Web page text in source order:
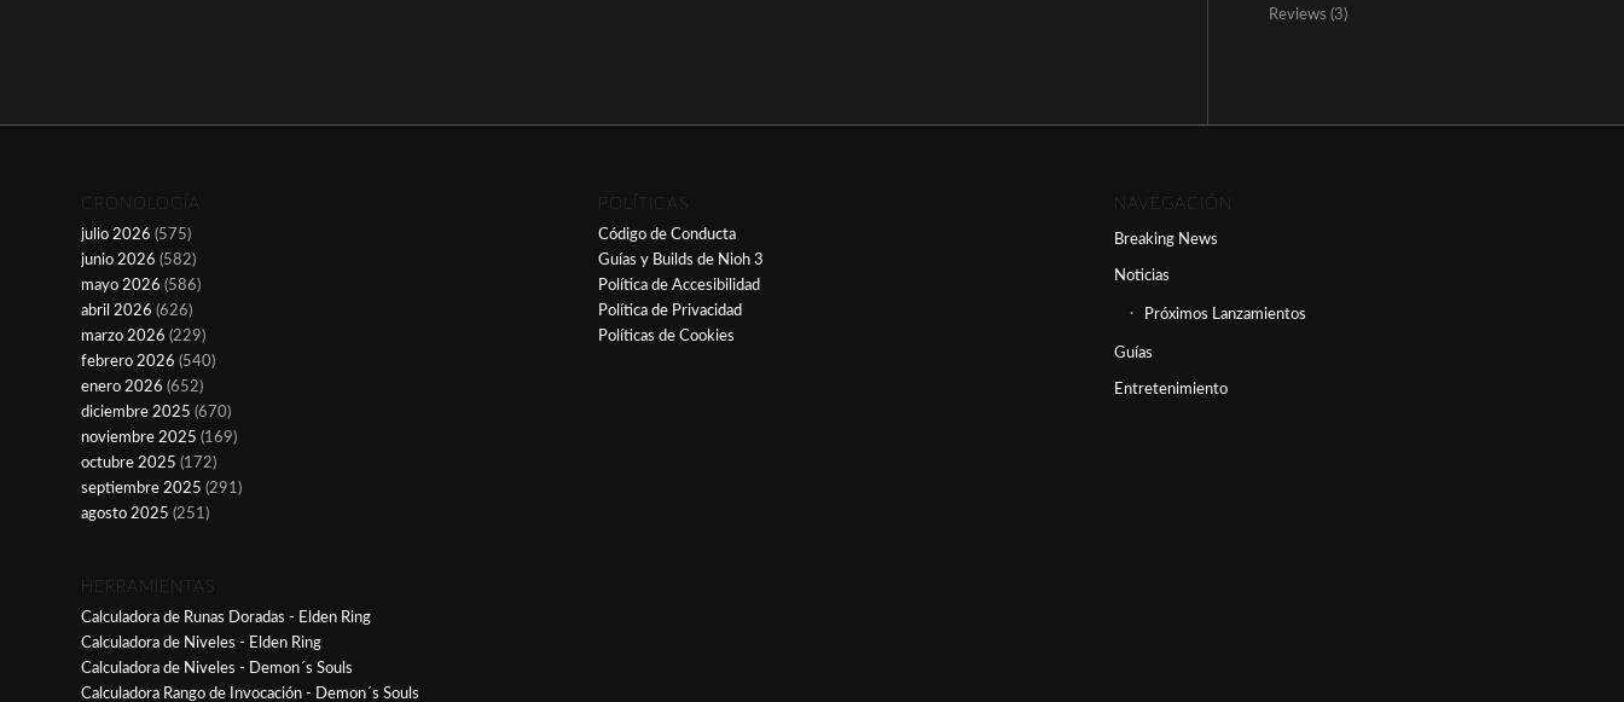
Reviews (3)
CRONOLOGÍA
julio 2026 (575)
junio 2026 (582)
mayo 2026 (586)
abril 2026 (626)
marzo 2026 (229)
febrero 2026 (540)
enero 2026 (652)
diciembre 2025 (670)
noviembre 2025 (169)
octubre 2025 (172)
septiembre 2025 (291)
agosto 2025 (251)
HERRAMIENTAS
Calculadora de Runas Doradas - Elden Ring
Calculadora de Niveles - Elden Ring
Calculadora de Niveles - Demon´s Souls
Calculadora Rango de Invocación - Demon´s Souls
POLÍTICAS
Código de Conducta
Guías y Builds de Nioh 3
Política de Accesibilidad
Política de Privacidad
Políticas de Cookies
NAVEGACIÓN
Breaking News
Noticias
Próximos Lanzamientos
Guías
Entretenimiento